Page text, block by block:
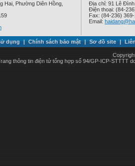
Hai, Phường Diên Hồng,
Địa chỉ: 91 Lê
Điện thoại: (84-
Fax: (84-236)
Email:
dụng | Chính sách bảo mật | Sơ đồ site |
thông tin điện tử tổng hợp số 94/GP-ICP-STTTT